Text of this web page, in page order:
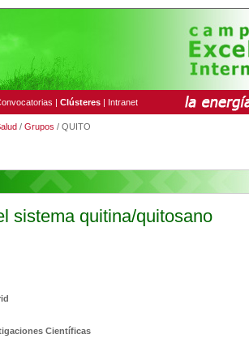
| Clústeres | Intranet
/ Grupos / QUITO
sistema quitina/quitosano
Científicas